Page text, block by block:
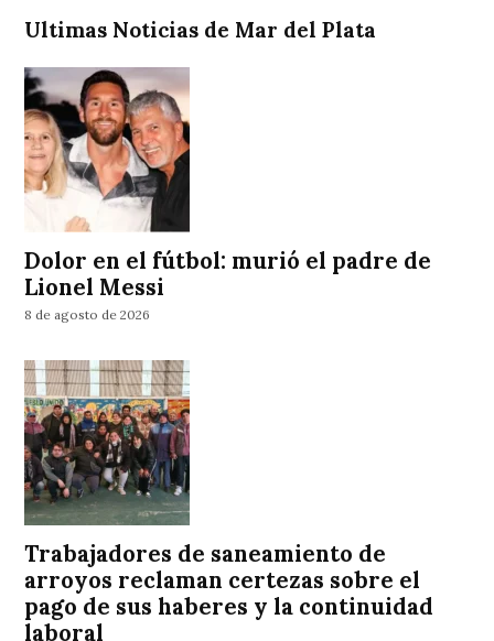
Ultimas Noticias de Mar del Plata
Dolor en el fútbol: murió el padre de
Lionel Messi
8 de agosto de 2026
Trabajadores de saneamiento de
arroyos reclaman certezas sobre el
pago de sus haberes y la continuidad
laboral